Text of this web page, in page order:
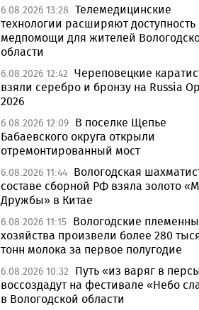
6.08.2026 13:28 Телемедицинские
технологии расширяют доступность
медпомощи для жителей
области
6.08.2026 12:42 Череповецкие
взяли серебро и бронзу на Russia
2026
6.08.2026 12:09 В поселке Щепье
Бабаевского округа открыли
отремонтированный мост
6.08.2026 11:44 Вологодская
составе сборной РФ взяла золото
Дружбы» в Китае
6.08.2026 11:15 Вологодские
хозяйства произвели более 280
тонн молока за первое полугодие
6.08.2026 10:32
Путь «из варяг в
воссоздадут на фестивале «Небо
в Вологодской области